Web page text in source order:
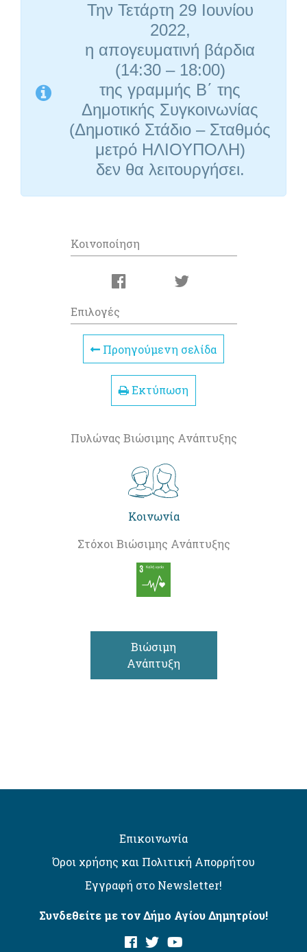
Την Τετάρτη 29 Ιουνίου
2022,
η απογευματινή βάρδια
(14:30 – 18:00)
της γραμμής Β΄ της
Δημοτικής Συγκοινωνίας
(Δημοτικό Στάδιο – Σταθμός
μετρό ΗΛΙΟΥΠΟΛΗ)
δεν θα λειτουργήσει.
Κοινοποίηση
Επιλογές
Προηγούμενη σελίδα
Εκτύπωση
Πυλώνας Βιώσιμης Ανάπτυξης
Κοινωνία
Στόχοι Βιώσιμης Ανάπτυξης
Βιώσιμη
Ανάπτυξη
Επικοινωνία
Όροι χρήσης και Πολιτική Απορρήτου
Εγγραφή στο Newsletter!
Συνδεθείτε με τον Δήμο Αγίου Δημητρίου!